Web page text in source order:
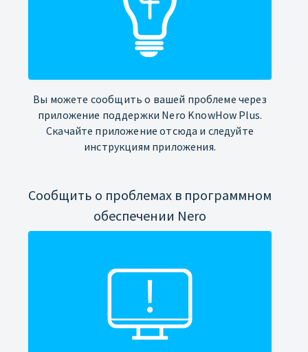
Вы можете сообщить о вашей проблеме через
приложение поддержки Nero KnowHow Plus.
Скачайте приложение отсюда и следуйте
инструкциям приложения.
Сообщить о проблемах в программном
обеспечении Nero